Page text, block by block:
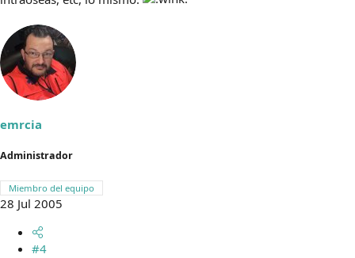
emrcia
Administrador
Miembro del equipo
28 Jul 2005
#4